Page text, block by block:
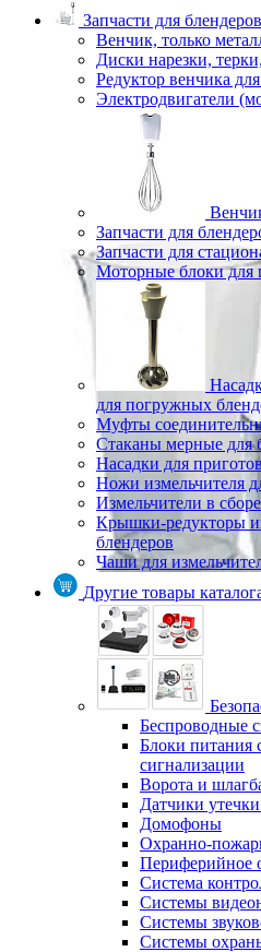
Запчасти для блендеров
Венчик, только
Диски нарезки,
Редуктор венчика
Электродвигатели
Запчасти для
Запчасти для
Моторные блоки для
для погружных
Муфты
Стаканы мерные для
Насадки для
Ножи измельчителя
Измельчители в
Крышки-редукторы
блендеров
Чаши для
Другие товары
Беспроводные
Блоки питания
сигнализации
Ворота и
Датчики утечки
Домофоны
Охранно-
Периферийное
Система
Системы
Системы
Системы